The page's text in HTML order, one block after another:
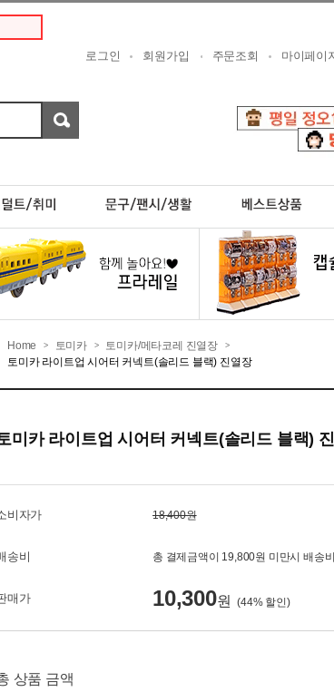
로그인 회원가입 주문조회 마이페이
Home > 토미카 > 토미카/메타코레 진열장 >
토미카 라이트업 시어터 커넥트(솔리드 블랙) 진열장
미카 라이트업 시어터 커넥트(솔리드 블랙)
비자가 18,400원
송비 총 결제금액이 19,800원 미만시 배송
매가 10,300원 (44% 할인)
상품 금액